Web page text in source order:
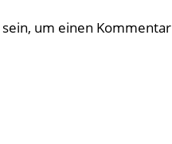
sein, um einen